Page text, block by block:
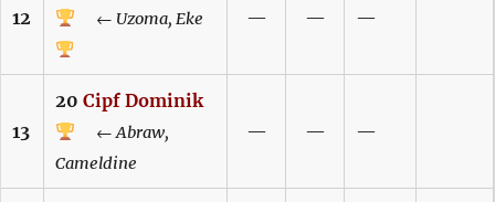
12 ← Uzoma, Eke — — —
13
20 Cipf Dominik
←Abraw,
Cameldine
— — —